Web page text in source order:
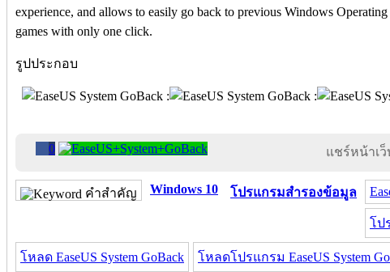
experience, and allows to easily go back to previous Windows
games with only one click.
รูปประกอบ
0 แชร์หน้าเว็
คำสำคัญ Windows 10 โปรแกรมสำรองข้อมูล
โป
โหลด EaseUS System GoBack โหลดโปรแกรม EaseUS System